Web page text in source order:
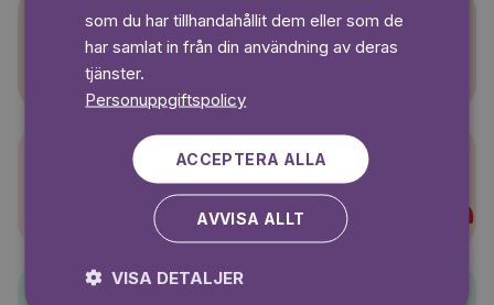
Sagasagor
Super-Charlie
som du har tillhandahållit dem eller som de
har samlat in från din användning av deras
tjänster.
Personuppgiftspolicy
ACCEPTERA ALLA
AVVISA ALLT
VISA DETALJER